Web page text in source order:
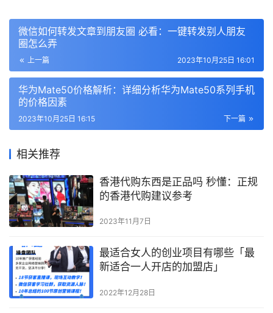
微信如何转发文章到朋友圈 必看：一键转发别人朋友
圈怎么弄
上一篇 2023年10月25日 16:01
华为Mate50价格解析：详细分析华为Mate50系列手机
的价格因素
下一篇
2023年10月25日 16:15
相关推荐
香港代购东西是正品吗 秒懂：正规
的香港代购建议参考
2023年11月7日
最适合女人的创业项目有哪些「最
新适合一人开店的加盟店」
2022年12月28日